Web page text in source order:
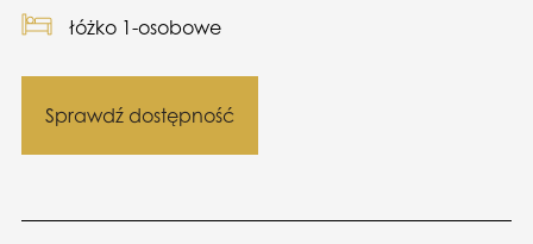
łóżko 1-osobowe
Sprawdź dostępność